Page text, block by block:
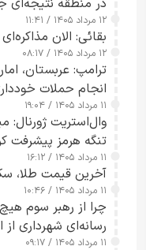
۱۲ مرداد ۱۴۰۵ / ۱۱:۴۱
بقائی: الان
۱۲ مرداد ۱۴۰۵ / ۰۸:۱۷
ترامپ: عربستان،
انجام حملات
۱۱ مرداد ۱۴۰۵ / ۱۹:۰۴
وال‌استریت ژورنال:
تنگه هرمز پیشرفت
۱۱ مرداد ۱۴۰۵ / ۱۶:۱۲
آخرین قیمت طلا، سکه و ارز
۱۱ مرداد ۱۴۰۵ / ۱۰:۴۶
چرا از رهبر سوم
رسانه‌ای شهرداری
جاسوسی گفت
۱۱ مرداد ۱۴۰۵ / ۰۹:۱۷